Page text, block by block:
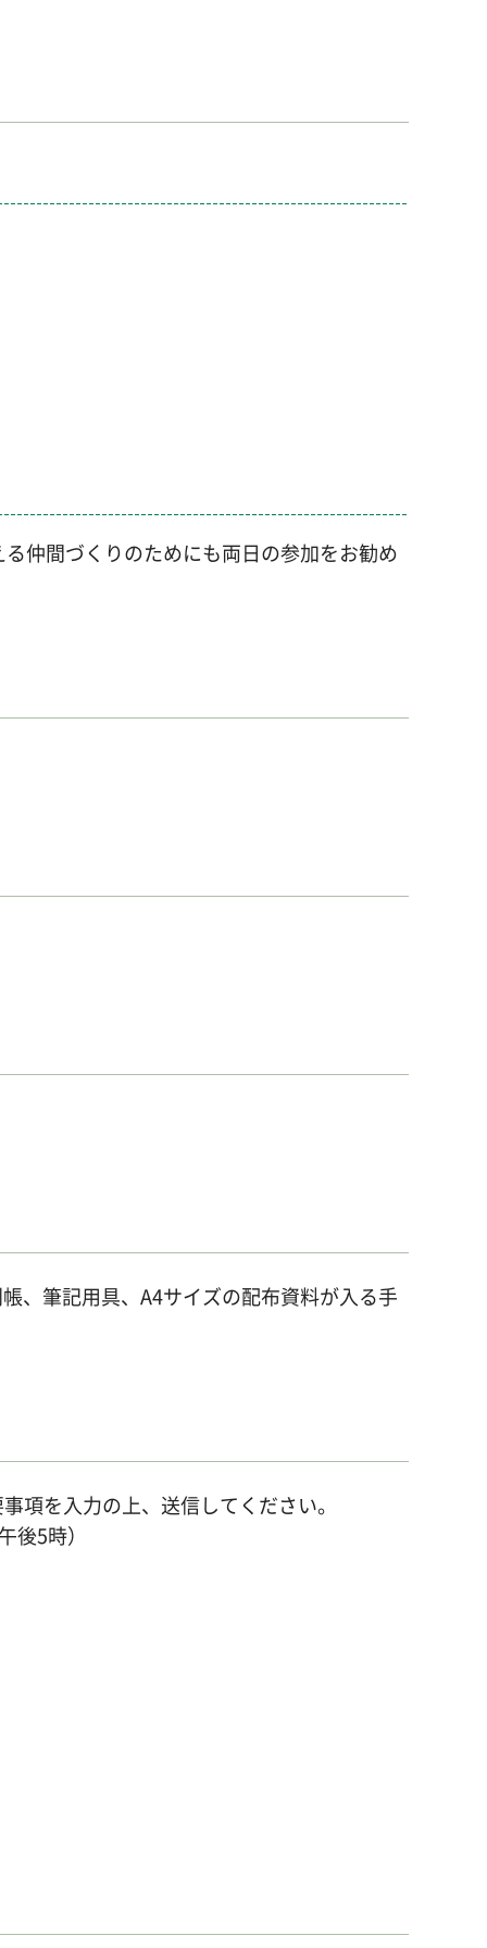
仲間づくりのためにも両日の参加をお勧め
、筆記用具、A4サイズの配布資料が入る手
項を入力の上、送信してください。
5時）